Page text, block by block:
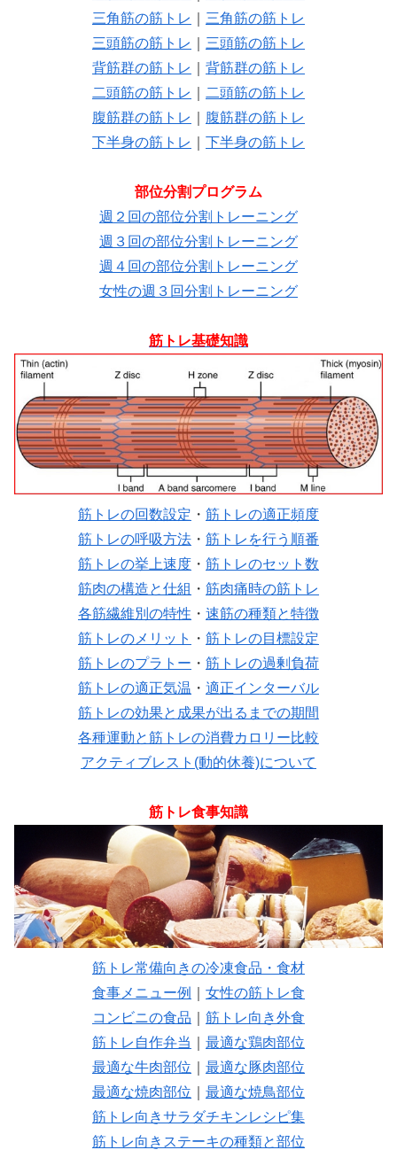
三角筋の筋トレ
三角筋の筋トレ
三頭筋の筋トレ
三頭筋の筋トレ
背筋群の筋トレ
背筋群の筋トレ
二頭筋の筋トレ
二頭筋の筋トレ
腹筋群の筋トレ
腹筋群の筋トレ
下半身の筋トレ
下半身の筋トレ
部位分割プログラム
週２回の部位分割トレーニング
週３回の部位分割トレーニング
週４回の部位分割トレーニング
女性の週３回分割トレーニング
筋トレ基礎知識
筋トレの回数設定 ・ 筋トレの適正頻度
筋トレの呼吸方法 ・ 筋トレを行う順番
筋トレの挙上速度 ・ 筋トレのセット数
筋肉の構造と仕組 ・ 筋肉痛時の筋トレ
各筋繊維別の特性 ・ 速筋の種類と特徴
筋トレのメリット
・ 筋トレの目標設定
筋トレのプラトー ・ 筋トレの過剰負荷
筋トレの適正気温 ・ 適正インターバル
筋トレの効果と成果が出るまでの期間
各種運動と筋トレの消費カロリー比較
アクティブレスト(動的休養)について
筋トレ食事知識
筋トレ常備向きの冷凍食品・食材
食事メニュー例
女性の筋トレ食
コンビニの食品
筋トレ向き外食
筋トレ自作弁当
最適な鶏肉部位
最適な牛肉部位
最適な豚肉部位
最適な焼肉部位
最適な焼鳥部位
筋トレ向きサラダチキンレシピ集
筋トレ向きステーキの種類と部位